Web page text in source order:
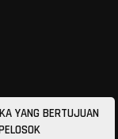
YANG BERTUJUAN